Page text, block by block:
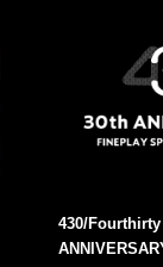
430/